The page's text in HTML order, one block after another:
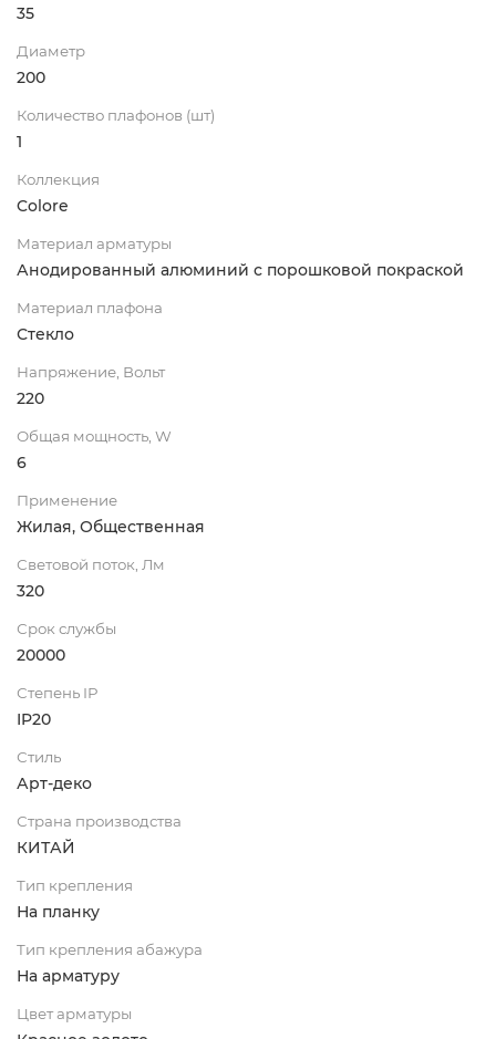
35
Диаметр
200
Количество плафонов (шт)
1
Коллекция
Colore
Материал арматуры
Анодированный алюминий с порошковой покраской
Материал плафона
Стекло
Напряжение, Вольт
220
Общая мощность, W
6
Применение
Жилая, Общественная
Световой поток, Лм
320
Срок службы
20000
Степень IP
IP20
Стиль
Арт-деко
Страна производства
КИТАЙ
Тип крепления
На планку
Тип крепления абажура
На арматуру
Цвет арматуры